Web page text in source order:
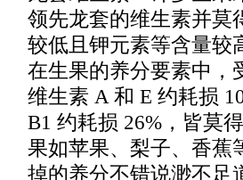
领先龙套的维生素并莫
较低且钾元素等含量较
在生果的养分要素中，
维生素 A 和 E 约耗损
B1 约耗损 26%，皆莫
果如苹果、梨子、香蕉
掉的养分不错说渺不足